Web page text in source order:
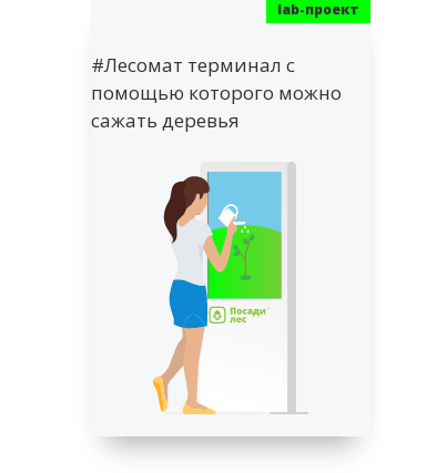
#Лесомат терминал с
помощью которого можно
сажать деревья